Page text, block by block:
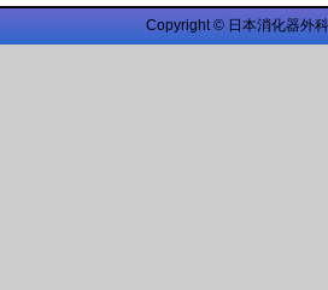
Copyright © 日本消化器外